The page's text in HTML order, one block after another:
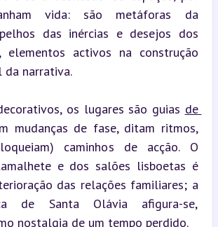
vida: são metáforas da
das inércias e desejos dos
elementos activos na construção
narrativa.
os lugares são guias de
mudanças de fase, ditam ritmos,
caminhos de acção. O
e dos salões lisboetas é
das relações familiares; a
de Santa Olávia afigura-se,
nostalgia de um tempo perdido.